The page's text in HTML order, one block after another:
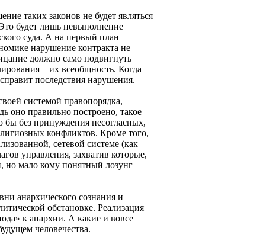
таких законов не будет являться
будет лишь невыполнение
суда. А на первый план
нарушение контракта не
должно само подвигнуть
– их всеобщность. Когда
последствия нарушения.
системой правопорядка,
оно правильно построено, такое
бы без принуждения несогласных,
конфликтов. Кроме того,
сетевой системе (как
управления, захватив которые,
но мало кому понятный лозунг
анархического сознания и
обстановке. Реализация
к анархии. А какие и вовсе
человечества.